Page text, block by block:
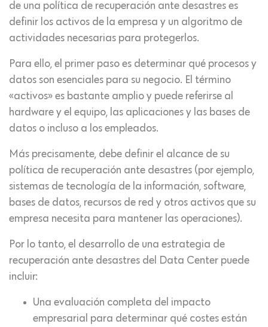
de una política de recuperación ante desastres es
definir los activos de la empresa y un algoritmo de
actividades necesarias para protegerlos.
Para ello, el primer paso es determinar qué procesos y
datos son esenciales para su negocio. El término
«activos» es bastante amplio y puede referirse al
hardware y el equipo, las aplicaciones y las bases de
datos o incluso a los empleados.
Más precisamente, debe definir el alcance de su
política de recuperación ante desastres (por ejemplo,
sistemas de tecnología de la información, software,
bases de datos, recursos de red y otros activos que su
empresa necesita para mantener las operaciones).
Por lo tanto, el desarrollo de una estrategia de
recuperación ante desastres del Data Center puede
incluir:
Una evaluación completa del impacto
empresarial para determinar qué costes están